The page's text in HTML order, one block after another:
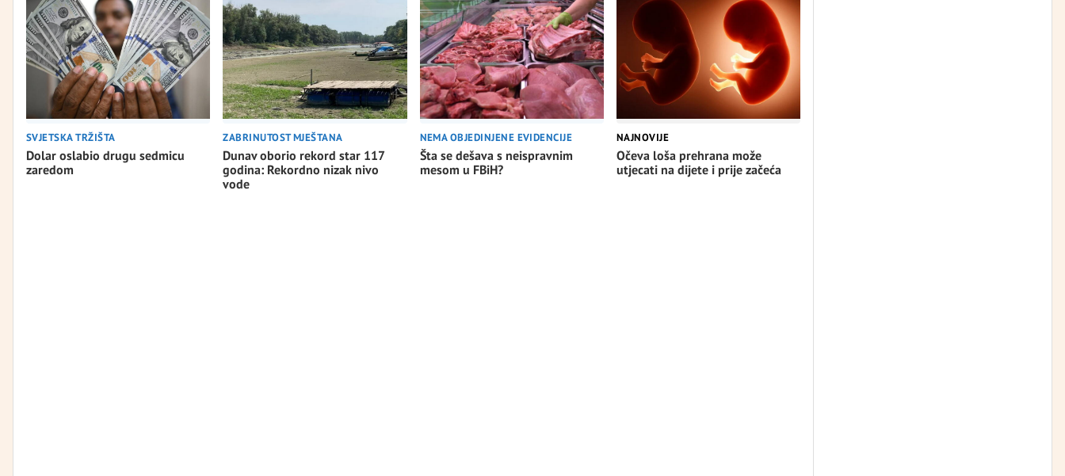
SVJETSKA TRŽIŠTA
Dolar oslabio drugu sedmicu
zaredom
ZABRINUTOST MJEŠTANA
Dunav oborio rekord star 117
godina: Rekordno nizak nivo
vode
NEMA OBJEDINJENE EVIDENCIJE
Šta se dešava s neispravnim
mesom u FBiH?
NAJNOVIJE
Očeva loša prehrana može
utjecati na dijete i prije začeća